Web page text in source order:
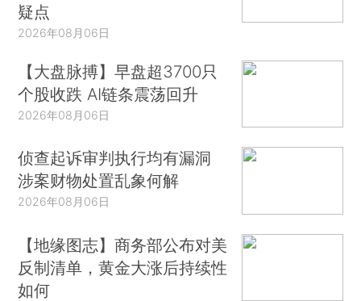
疑点
2026年08月06日
【大盘脉搏】早盘超3700只
个股收跌 AI链条震荡回升
2026年08月06日
侦查起诉审判执行均有漏洞
涉案财物处置乱象何解
2026年08月06日
【地缘图志】商务部公布对美
反制清单，黄金大涨后持续性
如何